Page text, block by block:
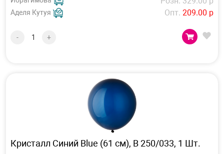
Аделя Кутуя
Опт. 209.00 р
- +
Кристалл Синий Blue (61 см), B 250/033, 1 Шт.